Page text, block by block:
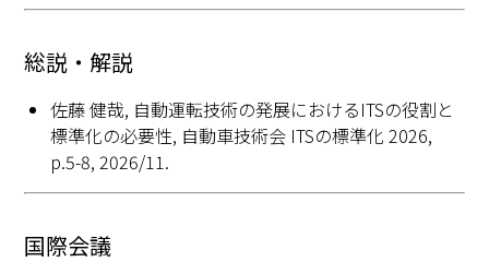
総説・解説
佐藤 健哉, 自動運転技術の発展におけるITSの役割と
標準化の必要性, 自動車技術会 ITSの標準化 2026,
p.5-8, 2026/11.
国際会議